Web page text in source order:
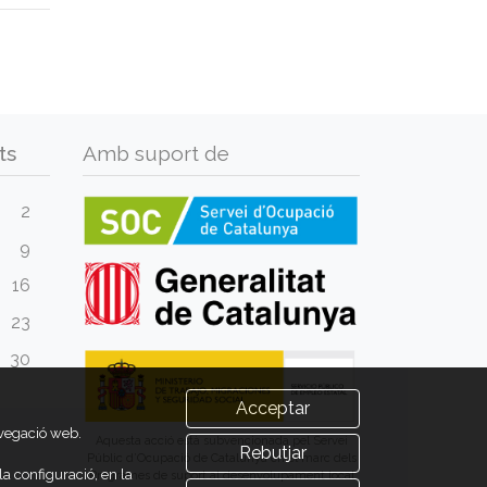
2
9
16
23
30
Amb suport de
Aquesta acció està subvencionada pel Servei
Públic d’Ocupació de Catalunya en el marc dels
Programes de suport al desenvolupament local
web.
configuració, en la
Acceptar
Rebutjar